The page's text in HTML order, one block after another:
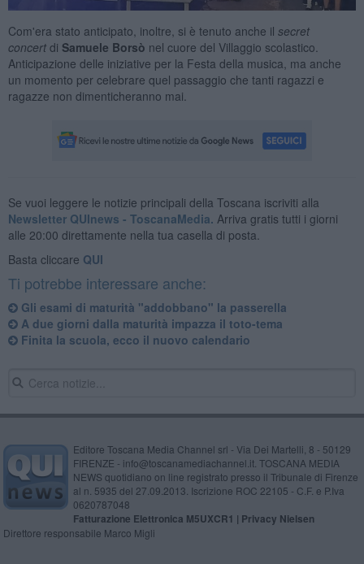
Com'era stato anticipato, inoltre, si è tenuto anche il secret
concertdi Samuele Borsò nel cuore del Villaggio scolastico.
Anticipazione delle iniziative per la Festa della musica, ma anche
un momento per celebrare quel passaggio che tanti ragazzi e
ragazze non dimenticheranno mai.
Se vuoi leggere le notizie principali della Toscana iscriviti alla
Newsletter QUInews - ToscanaMedia. Arriva gratis tutti i giorni
alle 20:00 direttamente nella tua casella di posta.
Basta cliccare QUI
Ti potrebbe interessare anche:
Gli esami di maturità "addobbano" la passerella
A due giorni dalla maturità impazza il toto-tema
Finita la scuola, ecco il nuovo calendario
Editore Toscana Media Channel srl - Via Dei Martelli, 8 - 50129
FIRENZE - info@toscanamediachannel.it. TOSCANA MEDIA
NEWS quotidiano on line registrato presso il Tribunale di Firenze
al n. 5935 del 27.09.2013. Iscrizione ROC 22105 - C.F. e P.Iva
0620787048
Fatturazione Elettronica M5UXCR1 | Privacy Nielsen
Direttore responsabile Marco Migli